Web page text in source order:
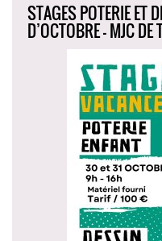
STAGES POTERIE ET
D’OCTOBRE - MJC DE